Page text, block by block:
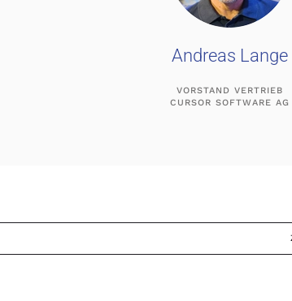
Andreas Lange
VORSTAND VERTRIEB
CURSOR SOFTWARE AG